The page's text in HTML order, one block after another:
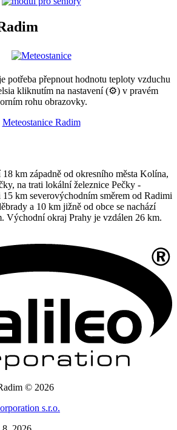
potřeba přepnout hodnotu teploty vzduchu
kliknutím na nastavení (⚙) v pravém
rohu obrazovky.
Meteostanice Radim
km západně od okresního města Kolína,
na trati lokální železnice Pečky -
km severovýchodním směrem od Radimi
a 10 km jižně od obce se nachází
Východní okraj Prahy je vzdálen 26 km.
© 2026
s.r.o.